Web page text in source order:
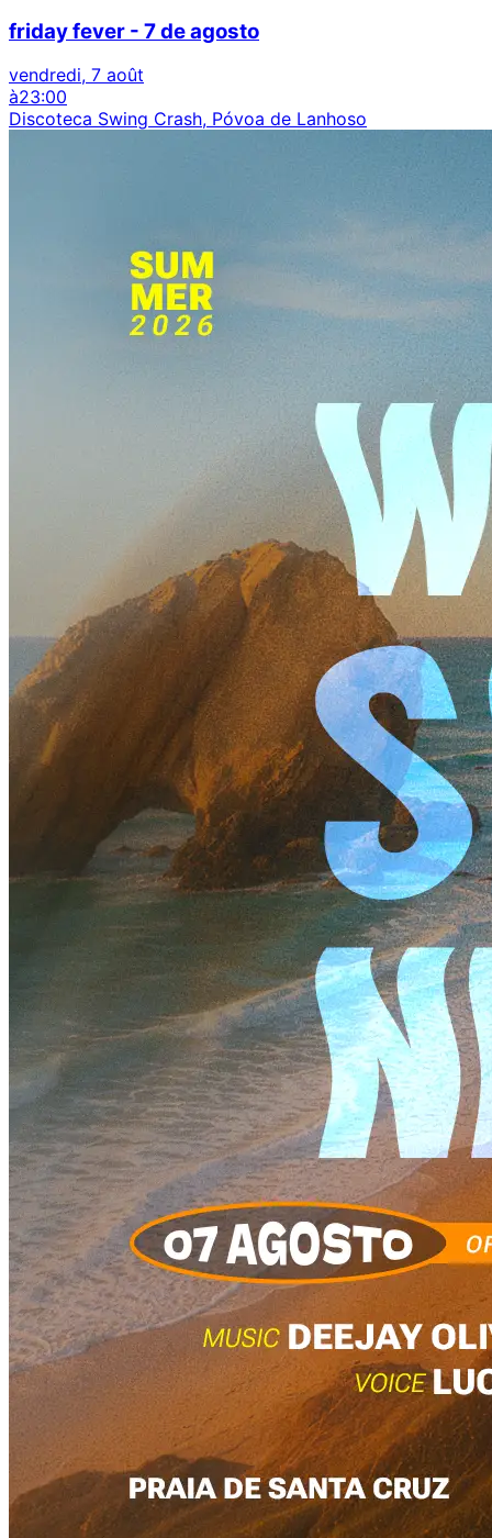
friday fever - 7 de agosto
vendredi, 7 août
à23:00
Discoteca Swing Crash, Póvoa de Lanhoso